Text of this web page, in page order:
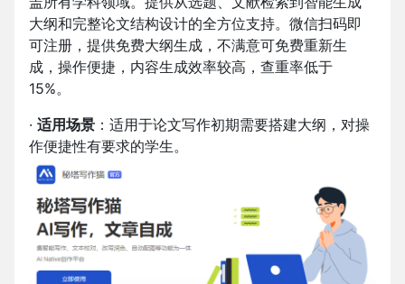
大纲和完整论文结构设计的全方位支持。微信扫码即
可注册，提供免费大纲生成，不满意可免费重新生
成，操作便捷，内容生成效率较高，查重率低于
15%。
· 适用场景 ：适用于论文写作初期需要搭建大纲，对操
作便捷性有要求的学生。